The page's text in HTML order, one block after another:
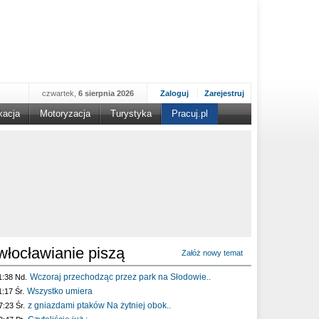
Zaloguj Zarejestruj
czwartek, 6 sierpnia 2026
Motoryzacja Turystyka Pracuj.pl
piszą Załóż nowy temat
Nd. Wczoraj przechodząc przez park na Słodowie..
Śr. Wszystko umiera
Śr. z gniazdami ptaków Na żytniej obok..